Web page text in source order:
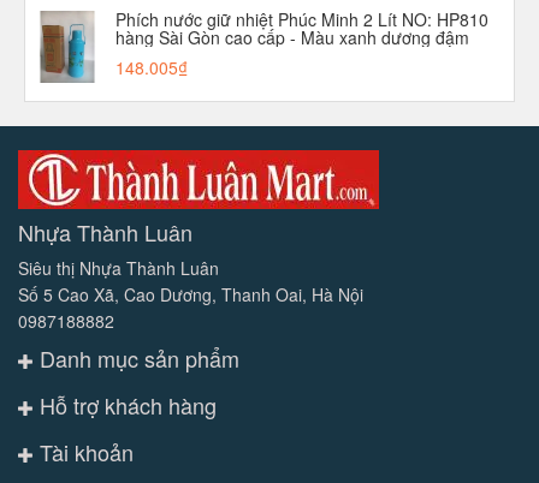
Phích nước giữ nhiệt Phúc Minh 2 Lít NO: HP810
hàng Sài Gòn cao cấp - Màu xanh dương đậm
148.005₫
Nhựa Thành Luân
Siêu thị Nhựa Thành Luân
Số 5 Cao Xã, Cao Dương, Thanh Oai, Hà Nội
0987188882
Danh mục sản phẩm
Hỗ trợ khách hàng
Tài khoản